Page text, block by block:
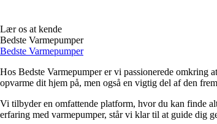
Lær os at kende
Bedste Varmepumper
Bedste Varmepumper
Hos Bedste Varmepumper er vi passionerede omkring
opvarme dit hjem på, men også en vigtig del af den
Vi tilbyder en omfattende platform, hvor du kan finde
erfaring med varmepumper, står vi klar til at guide dig